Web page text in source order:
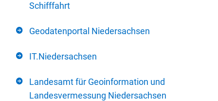
Schifffahrt
Geodatenportal Niedersachsen
IT.Niedersachsen
Landesamt für Geoinformation und
Landesvermessung Niedersachsen